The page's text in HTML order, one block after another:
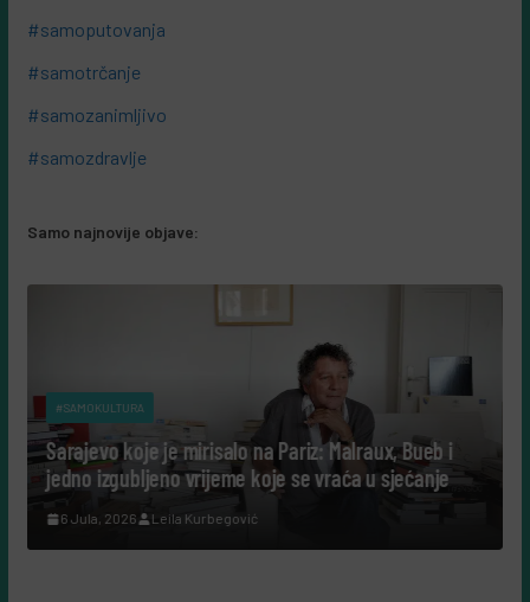
#samoputovanja
#samotrčanje
#samozanimljivo
#samozdravlje
Samo najnovije objave:
na Pariz: Malraux, Bueb i
koje se vraća u sjećanje
#SAMOKULTURA
Tako su govorili: Šta nam
cijeli život posvetili nauci?